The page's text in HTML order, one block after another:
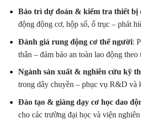
Bảo trì dự đoán & kiểm tra thiết bị
động động cơ, hộp số, ổ trục – phát
Đánh giá rung động cơ thể người:
thân – đảm bảo an toàn lao động
Ngành sản xuất & nghiên cứu kỹ
trong dây chuyền – phục vụ R&D và
Đào tạo & giảng dạy cơ học dao
cho các trường đại học và viện